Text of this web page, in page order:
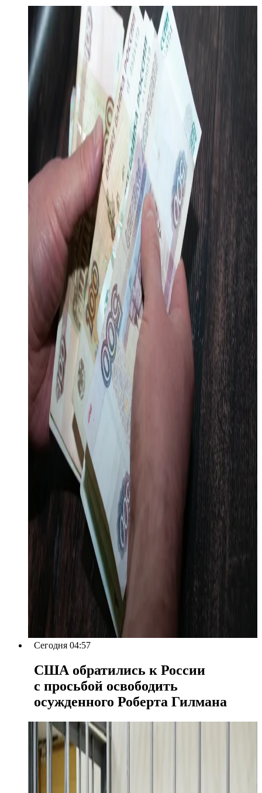
Сегодня 04:57
США обратились к России
с просьбой освободить
осужденного Роберта Гилмана